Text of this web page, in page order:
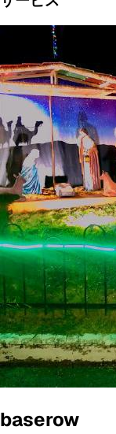
baserow